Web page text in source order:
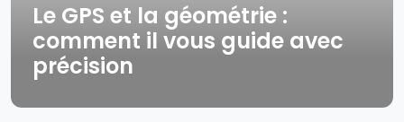
Le GPS et la géométrie :
comment il vous guide avec
précision